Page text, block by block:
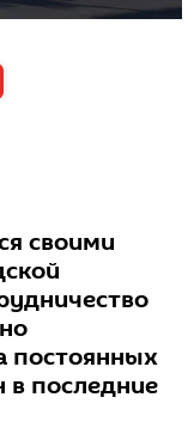
своими
постоянных
в последние